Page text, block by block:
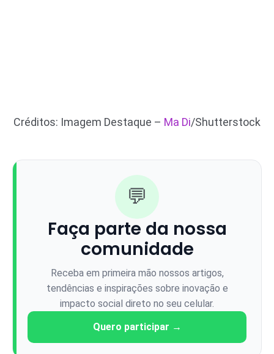
Créditos: Imagem Destaque – Ma Di/Shutterstock
💬
Faça parte da nossa
comunidade
Receba em primeira mão nossos artigos,
tendências e inspirações sobre inovação e
impacto social direto no seu celular.
Quero participar →